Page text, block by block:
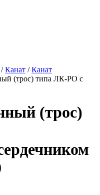
/Канат /Канат
(трос) типа ЛК-РО с
(трос)